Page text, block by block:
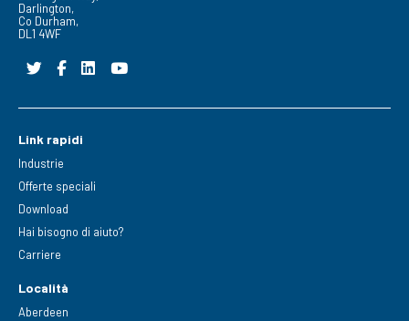
Darlington,
Co Durham,
DL1 4WF
Link rapidi
Industrie
Offerte speciali
Download
Hai bisogno di aiuto?
Carriere
Località
Aberdeen